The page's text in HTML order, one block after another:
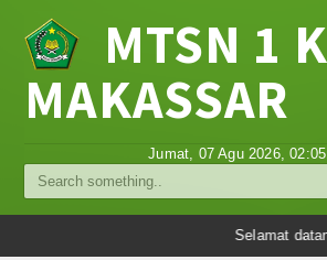
Struktur Organisasi
MTSN 1
MAKASSAR
Jumat, 07 Agu 2026,
Selamat